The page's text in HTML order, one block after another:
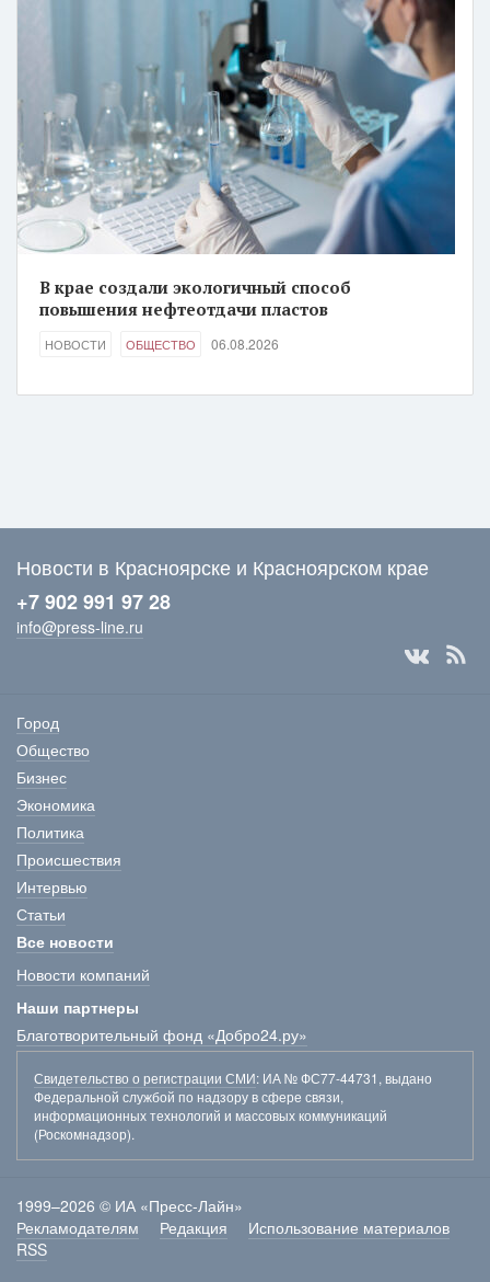
В крае создали экологичный способ
повышения нефтеотдачи пластов
НОВОСТИ ОБЩЕСТВО 06.08.2026
Новости в Красноярске и Красноярском крае
+7 902 991 97 28
info@press-line.ru
Город
Общество
Бизнес
Экономика
Политика
Происшествия
Интервью
Статьи
Все новости
Новости компаний
Наши партнеры
Благотворительный фонд «Добро24.ру»
Свидетельство о регистрации СМИ: ИА № ФС77-44731, выдано
Федеральной службой по надзору в сфере связи,
информационных технологий и массовых коммуникаций
(Роскомнадзор).
1999–2026 © ИА «Пресс-Лайн»
Рекламодателям
Редакция
Использование материалов
RSS